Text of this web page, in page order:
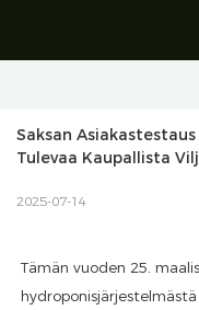
Saksan
Tulevaa Kaupallista
2025-07-14
Tämän vuoden 25.